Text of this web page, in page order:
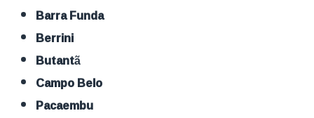
Barra Funda
Berrini
Butantã
Campo Belo
Pacaembu